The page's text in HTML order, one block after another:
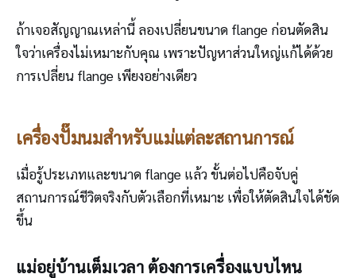
ถ้าเจอสัญญาณเหล่านี้ ลองเปลี่ยนขนาด flange ก่อนตัดสิน
ใจว่าเครื่องไม่เหมาะกับคุณ เพราะปัญหาส่วนใหญ่แก้ได้ด้วย
การเปลี่ยน flange เพียงอย่างเดียว
เครื่องปั๊มนมสำหรับแม่แต่ละสถานการณ์
เมื่อรู้ประเภทและขนาด flange แล้ว ขั้นต่อไปคือจับคู่
สถานการณ์ชีวิตจริงกับตัวเลือกที่เหมาะ เพื่อให้ตัดสินใจได้ชัด
ขึ้น
แม่อยู่บ้านเต็มเวลา ต้องการเครื่องแบบไหน